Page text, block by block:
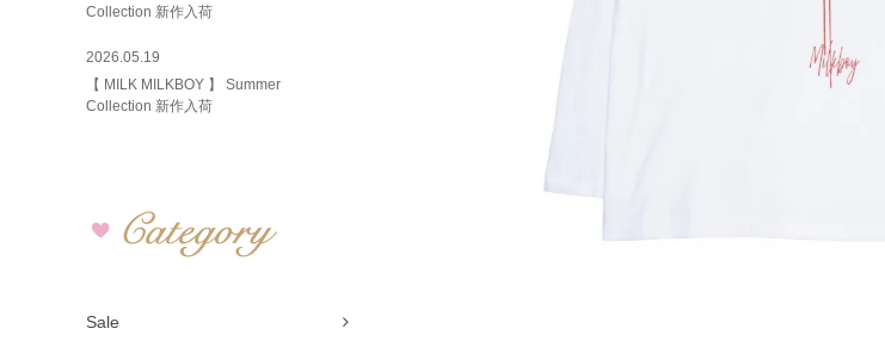
Collection 新作入荷
2026.05.19
【 MILK MILKBOY 】 Summer
Collection 新作入荷
Sale